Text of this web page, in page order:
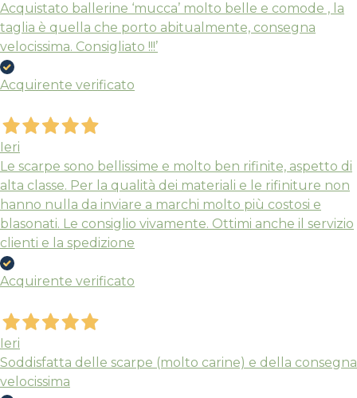
Pelle Nubuck
130,00€
Beige
Tessuto
115,00
Acquistato ballerine ‘mucca’ molto belle e comode , la
taglia è quella che porto abitualmente, consegna
velocissima. Consigliato !!!’
Acquirente verificato
Ieri
Le scarpe sono bellissime e molto ben rifinite, aspetto di
alta classe. Per la qualità dei materiali e le rifiniture non
hanno nulla da inviare a marchi molto più costosi e
blasonati. Le consiglio vivamente. Ottimi anche il servizio
clienti e la spedizione
Acquirente verificato
Ieri
Soddisfatta delle scarpe (molto carine) e della consegna
velocissima